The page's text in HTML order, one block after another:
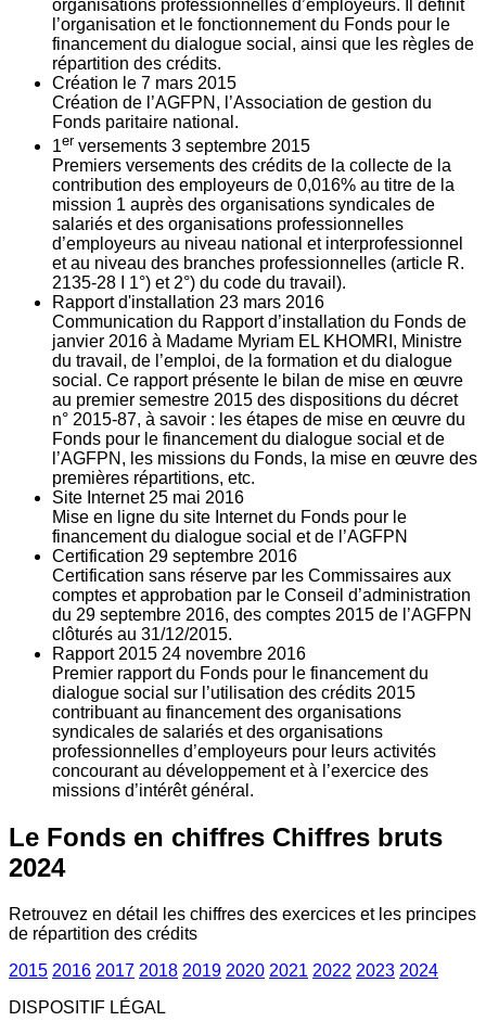
organisations professionnelles d’employeurs. Il définit
l’organisation et le fonctionnement du Fonds pour le
financement du dialogue social, ainsi que les règles de
répartition des crédits.
Création le 7 mars 2015
Création de l’AGFPN, l’Association de gestion du
Fonds paritaire national.
1er versements 3 septembre 2015
Premiers versements des crédits de la collecte de la
contribution des employeurs de 0,016% au titre de la
mission 1 auprès des organisations syndicales de
salariés et des organisations professionnelles
d’employeurs au niveau national et interprofessionnel
et au niveau des branches professionnelles (article R.
2135‐28 I 1°) et 2°) du code du travail).
Rapport d'installation 23 mars 2016
Communication du Rapport d’installation du Fonds de
janvier 2016 à Madame Myriam EL KHOMRI, Ministre
du travail, de l’emploi, de la formation et du dialogue
social. Ce rapport présente le bilan de mise en œuvre
au premier semestre 2015 des dispositions du décret
n° 2015-87, à savoir : les étapes de mise en œuvre du
Fonds pour le financement du dialogue social et de
l’AGFPN, les missions du Fonds, la mise en œuvre des
premières répartitions, etc.
Site Internet 25 mai 2016
Mise en ligne du site Internet du Fonds pour le
financement du dialogue social et de l’AGFPN
Certification 29 septembre 2016
Certification sans réserve par les Commissaires aux
comptes et approbation par le Conseil d’administration
du 29 septembre 2016, des comptes 2015 de l’AGFPN
clôturés au 31/12/2015.
Rapport 2015 24 novembre 2016
Premier rapport du Fonds pour le financement du
dialogue social sur l’utilisation des crédits 2015
contribuant au financement des organisations
syndicales de salariés et des organisations
professionnelles d’employeurs pour leurs activités
concourant au développement et à l’exercice des
missions d’intérêt général.
Le Fonds en chiffres Chiffres bruts
2024
Retrouvez en détail les chiffres des exercices et les principes
de répartition des crédits
2015 2016 2017 2018 2019 2020 2021 2022 2023 2024
DISPOSITIF LÉGAL